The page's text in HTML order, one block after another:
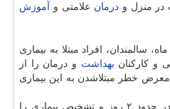
در منزل ودرمان علامتی و آموزش
وی زنان باردار، كودكان زیر ۵۹ ماه، سالمندان، افراد مبتلا به بیماری
و كاركنان بهداشت و درمان را از
خطر مبتلاشدن به این بیماری
هاشمی زمان كمون بیماری را در حدود ۲ روز و تشخیص بیماری را